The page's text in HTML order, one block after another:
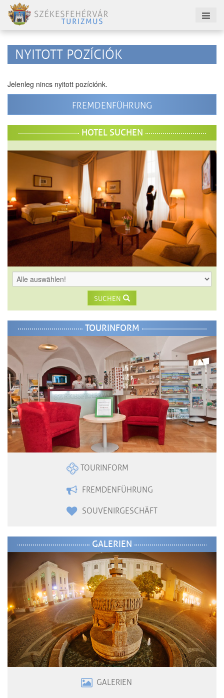
NYITOTT POZÍCIÓK
Jelenleg nincs nyitott pozíciónk.
FREMDENFÜHRUNG
HOTEL SUCHEN
SUCHEN
TOURINFORM
TOURINFORM
FREMDENFÜHRUNG
SOUVENIRGESCHÄFT
GALERIEN
GALERIEN